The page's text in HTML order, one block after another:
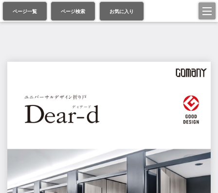
ページ一覧 ページ検索 お気に入り